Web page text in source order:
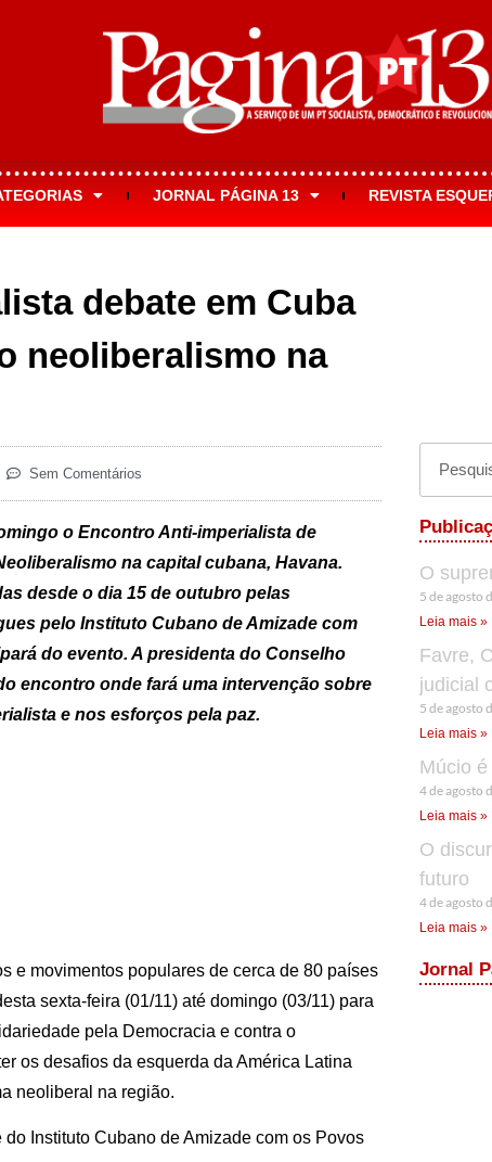
JORNAL PÁGINA 13 REVISTA
debate em Cuba
neoliberalismo na
Sem Comentários
o Encontro Anti-imperialista de
na capital cubana, Havana.
desde o dia 15 de outubro pelas
pelo Instituto Cubano de Amizade com
do evento. A presidenta do Conselho
encontro onde fará uma intervenção sobre
e nos esforços pela paz.
e movimentos populares de cerca de 80 países
sexta-feira (01/11) até domingo (03/11) para
pela Democracia e contra o
os desafios da esquerda da América Latina
neoliberal na região.
Instituto Cubano de Amizade com os Povos
O
5 de agosto
Leia mais »
Favre,
judicial
5 de agosto
Leia mais »
Múcio
4 de agosto
Leia mais »
O
futuro
4 de agosto
Leia mais »
Jornal